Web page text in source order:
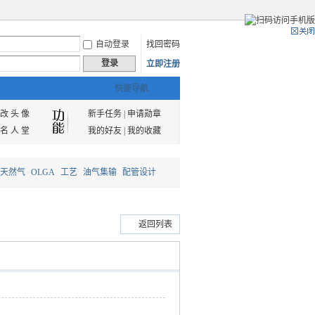
自动登录
找回密码
登录
立即注册
快捷导航
改 头 像 新手任务|
申请勋章
名 人 堂
我的好友| 我的收藏
然气 OLGA 工艺 油气集输 配管设计
返回列表